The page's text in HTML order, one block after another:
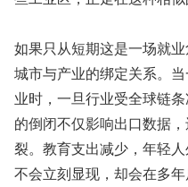
如果只从短期这是一场就
城市与产业的绑定关系。
业时，一旦行业受全球链
的倒闭不仅影响出口数据
裂。教育支出减少，年轻
不会立刻显现，却会在多年